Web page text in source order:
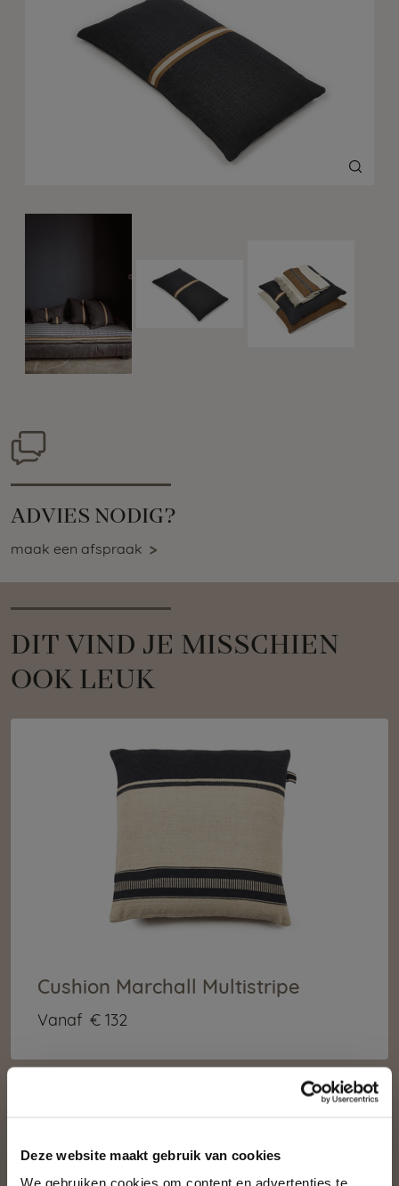
Deze website maakt gebruik van cookies
We gebruiken cookies om content en advertenties te
ADVIES NODIG?
maak een afspraak
DIT VIND JE MISSCHIEN
OOK LEUK
Cushion Marchall Multistripe
Vanaf € 132